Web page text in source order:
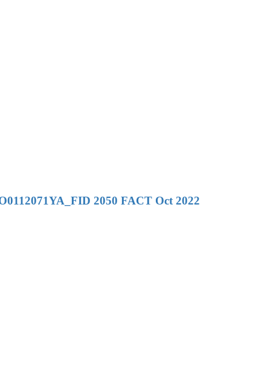
2050 FACT Oct 2022